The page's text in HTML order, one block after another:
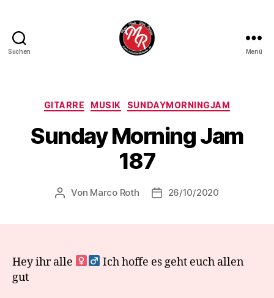
Suchen Menü
Kategorien
GITARRE MUSIK SUNDAYMORNINGJAM
Sunday Morning Jam
187
Beitragsautor
Von Marco Roth Veröffentlichungsdatum
26/10/2020
Hey ihr alle ‍
Ich hoffe es geht euch allen
gut